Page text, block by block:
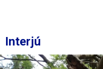
Interjú